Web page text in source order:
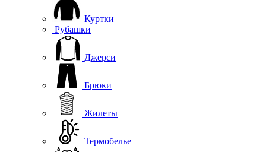
Куртки
Рубашки
Джерси
Брюки
Жилеты
Термобелье